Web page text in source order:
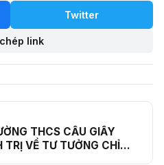
Twitter
link
THCS CẦU GIẤY
TRỊ VỀ TƯ TƯỞNG CHỈ